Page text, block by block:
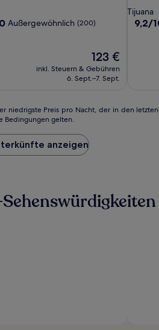
Inn
Tijuana
Außergewöhnlich (200)
Der
Preis
beträgt
123 €
inkl. Steuern & Gebühren
6. Sept.–7. Sept.
Tijuana
Sterne-
Tijuana
9.2
9,2/
niedrigste Preis pro Nacht, der in den
Bedingungen gelten.
anzeigen